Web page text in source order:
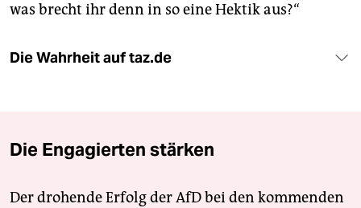
was brecht ihr denn in so eine Hektik aus?“
Die Wahrheit auf taz.de
Die Engagierten stärken
Der drohende Erfolg der AfD bei den kommenden